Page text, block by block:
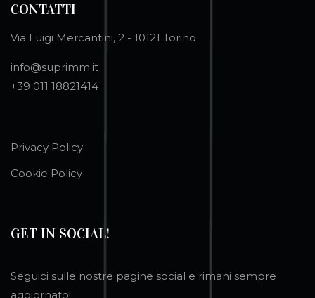
CONTATTI
Via Luigi Mercantini, 2 - 10121 Torino
info@suprimm.it
+39 011 18821414
Privacy Policy
Cookie Policy
GET IN SOCIAL!
Seguici sulle nostre pagine social e rimani sempre
aggiornato!